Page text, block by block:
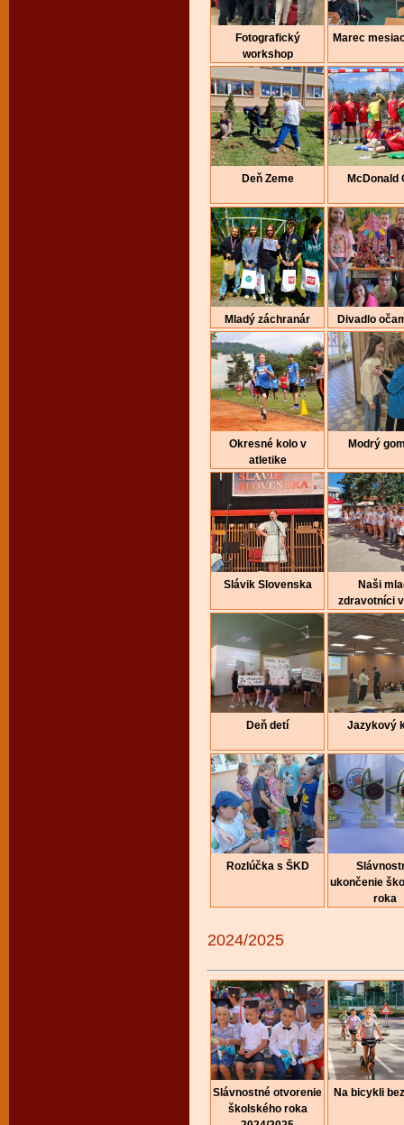
Fotografický
workshop
Marec
Deň Zeme McDonald
Mladý záchranár Divadlo
Okresné kolo v
atletike
Modrý
Slávik Slovenska
Naši
zdravotníci
Deň detí Jazykový
Rozlúčka s ŠKD
ukončenie
roka
2024/2025
Slávnostné otvorenie
školského roka
Na bicykli